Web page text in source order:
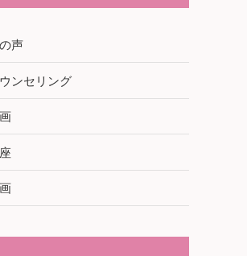
声
ンセリング